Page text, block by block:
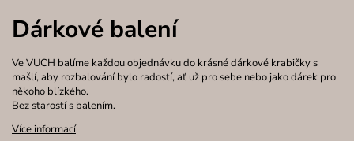
Dárkové balení
Ve VUCH balíme každou objednávku do krásné dárkové krabičky s
mašlí, aby rozbalování bylo radostí, ať už pro sebe nebo jako dárek pro
někoho blízkého.
Bez starostí s balením.
Více informací